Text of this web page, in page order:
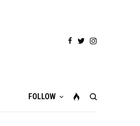
FOLLOW